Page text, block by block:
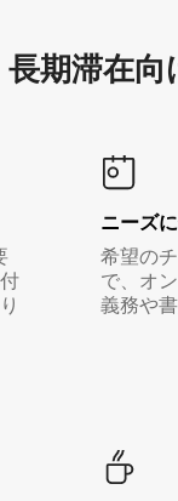
長期滞在
ニーズ
希望の
で、オ
義務や